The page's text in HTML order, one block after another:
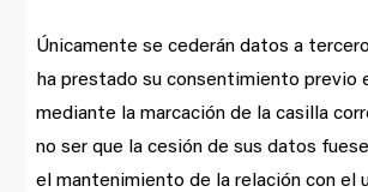
Únicamente se cederán datos a
ha prestado su consentimiento previo
mediante la marcación de la casilla
no ser que la cesión de sus datos
el mantenimiento de la relación con el